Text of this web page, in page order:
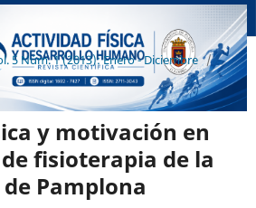
5 Núm. 1 (2013): Enero - Diciembre /
y motivación en
fisioterapia de la
Pamplona